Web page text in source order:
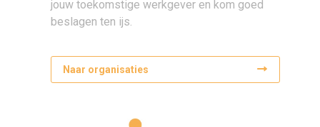
jouw toekomstige werkgever en kom goed
beslagen ten ijs.
Naar organisaties